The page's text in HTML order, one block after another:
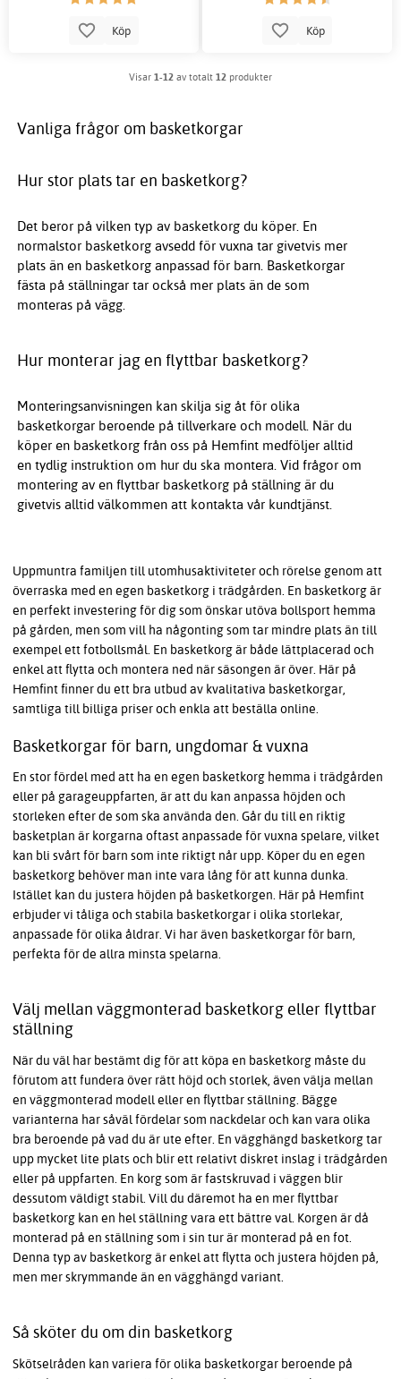
Köp Köp
Visar 1-12 av totalt 12 produkter
Vanliga frågor om basketkorgar
Hur stor plats tar en basketkorg?
Det beror på vilken typ av basketkorg du köper. En
normalstor basketkorg avsedd för vuxna tar givetvis mer
plats än en basketkorg anpassad för barn. Basketkorgar
fästa på ställningar tar också mer plats än de som
monteras på vägg.
Hur monterar jag en flyttbar basketkorg?
Monteringsanvisningen kan skilja sig åt för olika
basketkorgar beroende på tillverkare och modell. När du
köper en basketkorg från oss på Hemfint medföljer alltid
en tydlig instruktion om hur du ska montera. Vid frågor om
montering av en flyttbar basketkorg på ställning är du
givetvis alltid välkommen att kontakta vår kundtjänst.
Uppmuntra familjen till utomhusaktiviteter och rörelse genom att
överraska med en egen basketkorg i trädgården. En basketkorg är
en perfekt investering för dig som önskar utöva bollsport hemma
på gården, men som vill ha någonting som tar mindre plats än till
exempel ett fotbollsmål. En basketkorg är både lättplacerad och
enkel att flytta och montera ned när säsongen är över. Här på
Hemfint finner du ett bra utbud av kvalitativa basketkorgar,
samtliga till billiga priser och enkla att beställa online.
Basketkorgar för barn, ungdomar & vuxna
En stor fördel med att ha en egen basketkorg hemma i trädgården
eller på garageuppfarten, är att du kan anpassa höjden och
storleken efter de som ska använda den. Går du till en riktig
basketplan är korgarna oftast anpassade för vuxna spelare, vilket
kan bli svårt för barn som inte riktigt når upp. Köper du en egen
basketkorg behöver man inte vara lång för att kunna dunka.
Istället kan du justera höjden på basketkorgen. Här på Hemfint
erbjuder vi tåliga och stabila basketkorgar i olika storlekar,
anpassade för olika åldrar. Vi har även basketkorgar för barn,
perfekta för de allra minsta spelarna.
Välj mellan väggmonterad basketkorg eller flyttbar
ställning
När du väl har bestämt dig för att köpa en basketkorg måste du
förutom att fundera över rätt höjd och storlek, även välja mellan
en väggmonterad modell eller en flyttbar ställning. Bägge
varianterna har såväl fördelar som nackdelar och kan vara olika
bra beroende på vad du är ute efter. En vägghängd basketkorg tar
upp mycket lite plats och blir ett relativt diskret inslag i trädgården
eller på uppfarten. En korg som är fastskruvad i väggen blir
dessutom väldigt stabil. Vill du däremot ha en mer flyttbar
basketkorg kan en hel ställning vara ett bättre val. Korgen är då
monterad på en ställning som i sin tur är monterad på en fot.
Denna typ av basketkorg är enkel att flytta och justera höjden på,
men mer skrymmande än en vägghängd variant.
Så sköter du om din basketkorg
Skötselråden kan variera för olika basketkorgar beroende på